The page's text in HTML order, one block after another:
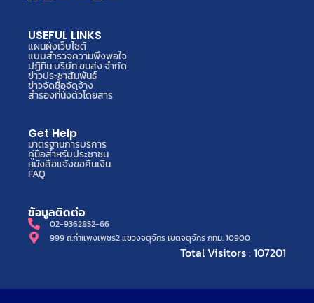
USEFUL LINKS
แผนผังเว็บไซต์
แบบสำรวจความพึงพอใจ
ปฏิทิน บริษัท ขนส่ง จำกัด
ข่าวประชาสัมพันธ์
ข่าวจัดซื้อจัดจ้าง
สำรองที่นั่งตั๋วโดยสาร
Get Help
มาตรฐานการบริการ
คู่มือสำหรับประชาชน
หนังสือแจ้งขอคืนเงิน
FAQ
ข้อมูลติดต่อ
02-9362852-66
999 ถ.กำแพงเพชร2 แขวงจตุจักร เขตจตุจักร กทม. 10900
Total Visitors : 107201